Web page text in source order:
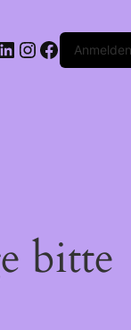
LinkedIn
Instagram
FacebookAnmelden
bitte